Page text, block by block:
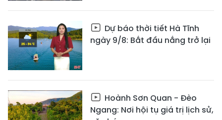
Dự báo thời tiết Hà Tĩnh
ngày 9/8: Bắt đầu nắng trở lại
Hoành Sơn Quan - Đèo
Ngang: Nơi hội tụ giá trị lịch sử,